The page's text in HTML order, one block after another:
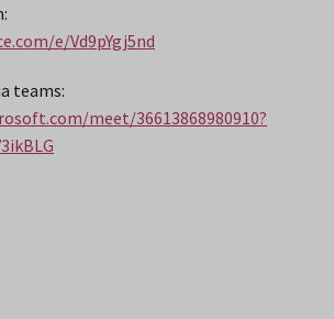
e/Vd9pYgj5nd
teams:
meet/36613868980910?